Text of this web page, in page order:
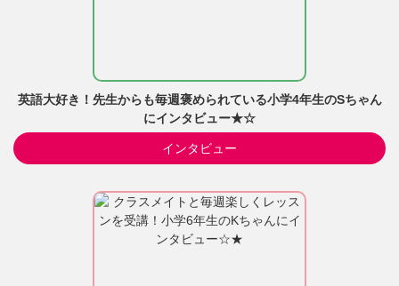
英語大好き！先生からも毎週褒められている小学4年生のSちゃん
にインタビュー★☆
インタビュー